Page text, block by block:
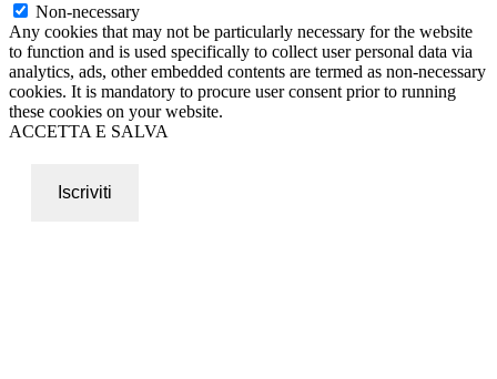
Non-necessary
Any cookies that may not be particularly necessary for the website
to function and is used specifically to collect user personal data via
analytics, ads, other embedded contents are termed as non-necessary
cookies. It is mandatory to procure user consent prior to running
these cookies on your website.
ACCETTA E SALVA
Iscriviti